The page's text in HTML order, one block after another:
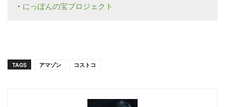
・ にっぽんの宝プロジェクト
TAGS アマゾン コストコ